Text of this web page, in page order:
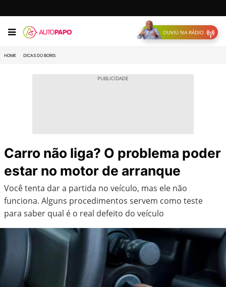
OUVIU NA RÁDIO
HOME DICAS DO BORIS
Carro não liga? O problema poder
estar no motor de arranque
Você tenta dar a partida no veículo, mas ele não
funciona. Alguns procedimentos servem como teste
para saber qual é o real defeito do veículo